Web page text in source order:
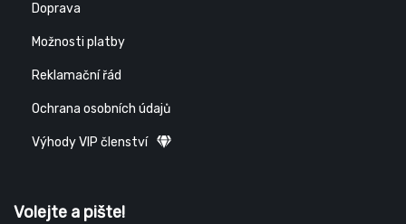
Doprava
Možnosti platby
Reklamační řád
Ochrana osobních údajů
Výhody VIP členství
Volejte a pište!